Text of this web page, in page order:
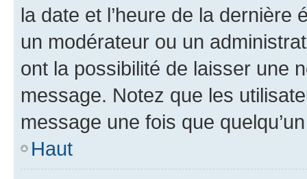
la date et l’heure de la dernière
un modérateur ou un
ont la possibilité de laisser une
message. Notez que les
message une fois que
Haut